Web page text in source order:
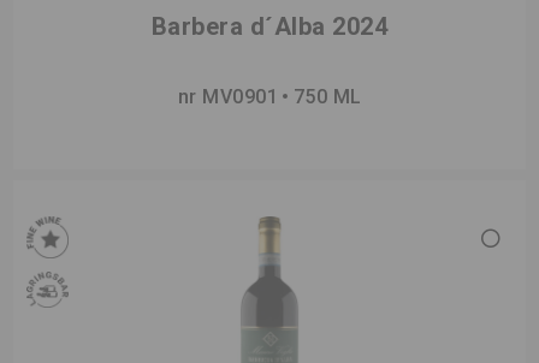
Barbera d´Alba 2024
nr MV0901 750 ML